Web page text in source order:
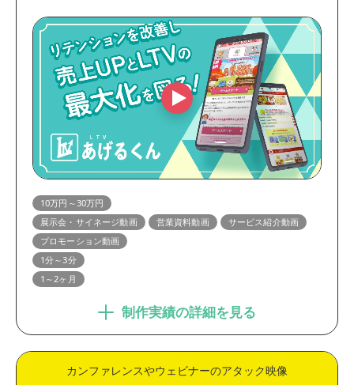
10万円～30万円
展示会・サイネージ動画
営業資料動画
サービス紹介動画
プロモーション動画
1分～3分
1～2ヶ月
制作実績の詳細を見る
カンファレンスやウェビナーのアタック映像